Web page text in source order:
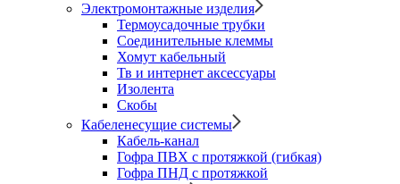
Электромонтажные изделия
Термоусадочные трубки
Соединительные клеммы
Хомут кабельный
Тв и интернет аксессуары
Изолента
Скобы
Кабеленесущие системы
Кабель-канал
Гофра ПВХ с протяжкой (гибкая)
Гофра ПНД с протяжкой